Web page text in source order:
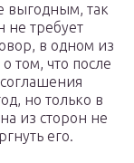
выгодным, так
не требует
в одном из
том, что после
но только в
из сторон не
его.